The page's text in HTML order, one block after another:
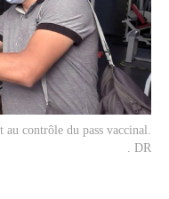
au contrôle du pass vaccinal.
. DR